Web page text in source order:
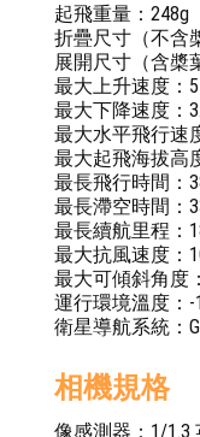
起飛重量：248g
折疊尺寸（不含
展開尺寸（含槳
最大上升速度：
最大下降速度：
最大水平飛行速
最大起飛海拔高
最長飛行時間：
最長滯空時間：
最長續航里程：
最大抗風速度：
最大可傾斜角度
運行環境溫度：
衛星導航系統：
相機規格
像感測器：1/1.3